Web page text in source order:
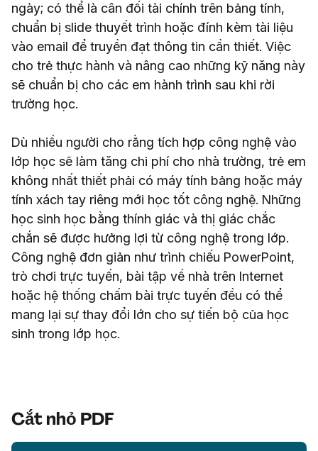
ngày; có thể là cân đối tài chính trên bảng tính,
chuẩn bị slide thuyết trình hoặc đính kèm tài liệu
vào email để truyền đạt thông tin cần thiết. Việc
cho trẻ thực hành và nâng cao những kỹ năng này
sẽ chuẩn bị cho các em hành trình sau khi rời
trường học.
Dù nhiều người cho rằng tích hợp công nghệ vào
lớp học sẽ làm tăng chi phí cho nhà trường, trẻ em
không nhất thiết phải có máy tính bảng hoặc máy
tính xách tay riêng mới học tốt công nghệ. Những
học sinh học bằng thính giác và thị giác chắc
chắn sẽ được hưởng lợi từ công nghệ trong lớp.
Công nghệ đơn giản như trình chiếu PowerPoint,
trò chơi trực tuyến, bài tập về nhà trên Internet
hoặc hệ thống chấm bài trực tuyến đều có thể
mang lại sự thay đổi lớn cho sự tiến bộ của học
sinh trong lớp học.
Cắt nhỏ PDF